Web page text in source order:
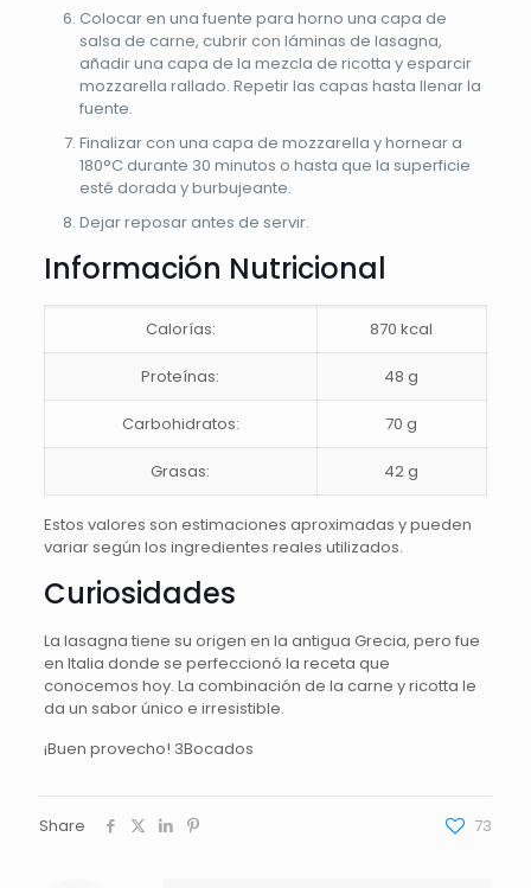
Colocar en una fuente para horno una capa de
salsa de carne, cubrir con láminas de lasagna,
añadir una capa de la mezcla de ricotta y esparcir
mozzarella rallado. Repetir las capas hasta llenar la
fuente.
Finalizar con una capa de mozzarella y hornear a
180°C durante 30 minutos o hasta que la superficie
esté dorada y burbujeante.
Dejar reposar antes de servir.
Información Nutricional
Calorías: 870 kcal
Proteínas: 48 g
Carbohidratos: 70 g
Grasas: 42 g
Estos valores son estimaciones aproximadas y pueden
variar según los ingredientes reales utilizados.
Curiosidades
La lasagna tiene su origen en la antigua Grecia, pero fue
en Italia donde se perfeccionó la receta que
conocemos hoy. La combinación de la carne y ricotta le
da un sabor único e irresistible.
¡Buen provecho! 3Bocados
Share 73